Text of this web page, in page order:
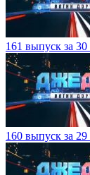
161 выпуск за 30
160 выпуск за 29